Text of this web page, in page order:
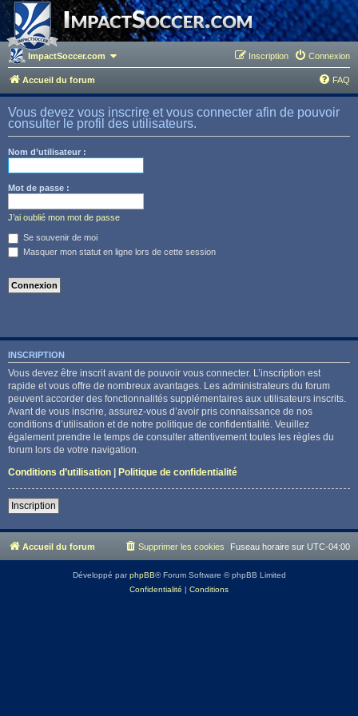
ImpactSoccer.com Connexion
Inscription
Accueil du forum FAQ
Vous devez vous inscrire et vous connecter afin de pouvoir
consulter le profil des utilisateurs.
Nom d’utilisateur :
Mot de passe :
J’ai oublié mon mot de passe
Se souvenir de moi
Masquer mon statut en ligne lors de cette session
INSCRIPTION
Vous devez être inscrit avant de pouvoir vous connecter. L’inscription est
rapide et vous offre de nombreux avantages. Les administrateurs du forum
peuvent accorder des fonctionnalités supplémentaires aux utilisateurs inscrits.
Avant de vous inscrire, assurez-vous d’avoir pris connaissance de nos
conditions d’utilisation et de notre politique de confidentialité. Veuillez
également prendre le temps de consulter attentivement toutes les règles du
forum lors de votre navigation.
Conditions d’utilisation | Politique de confidentialité
Inscription
Accueil du forum Fuseau horaire sur UTC-04:00
Supprimer les cookies
Développé parphpBB® Forum Software © phpBB Limited
Confidentialité | Conditions